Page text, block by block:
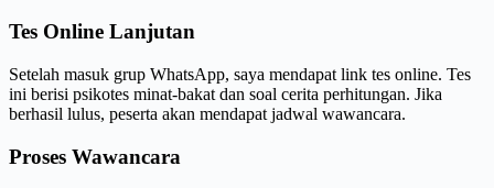
Tes Online Lanjutan
Setelah masuk grup WhatsApp, saya mendapat link tes online. Tes
ini berisi psikotes minat-bakat dan soal cerita perhitungan. Jika
berhasil lulus, peserta akan mendapat jadwal wawancara.
Proses Wawancara